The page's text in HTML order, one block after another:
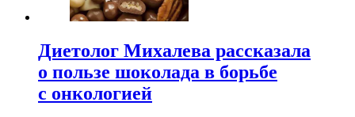
Диетолог Михалева рассказала
о пользе шоколада в борьбе
с онкологией